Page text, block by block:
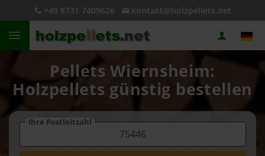
+49 8731 7409626 kontakt@holzpellets.net
Pellets Wiernsheim:
Holzpellets günstig bestellen
Ihre Postleitzahl